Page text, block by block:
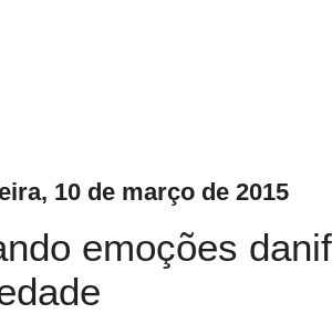
10 de março de 2015
emoções